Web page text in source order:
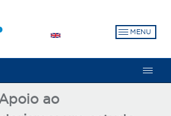
MENU
ao